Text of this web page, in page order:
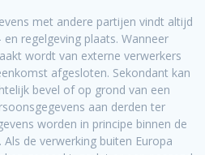
met andere partijen vindt altijd
regelgeving plaats. Wanneer
wordt van externe verwerkers
afgesloten. Sekondant kan
bevel of op grond van een
aan derden ter
worden in principe binnen de
Als de verwerking buiten Europa